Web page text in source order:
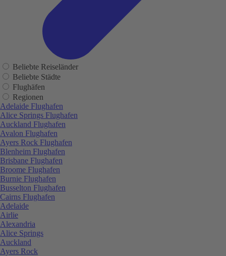
Beliebte Reiseländer
Beliebte Städte
Flughäfen
Regionen
Adelaide Flughafen
Alice Springs Flughafen
Auckland Flughafen
Avalon Flughafen
Ayers Rock Flughafen
Blenheim Flughafen
Brisbane Flughafen
Broome Flughafen
Burnie Flughafen
Busselton Flughafen
Cairns Flughafen
Adelaide
Airlie
Alexandria
Alice Springs
Auckland
Ayers Rock